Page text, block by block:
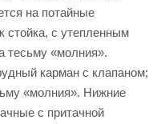
на потайные
стойка, с утепленным
тесьму «молния».
карман с клапаном;
«молния». Нижние
с притачной